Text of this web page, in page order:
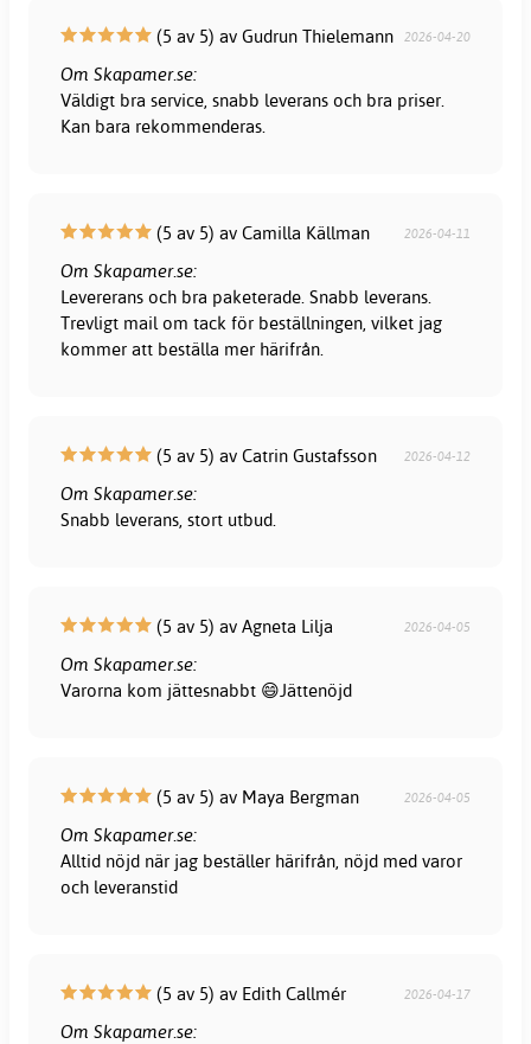
(5 av 5) av Gudrun Thielemann 2026-04-20
Om Skapamer.se:
Väldigt bra service, snabb leverans och bra priser.
Kan bara rekommenderas.
(5 av 5) av Camilla Källman 2026-04-11
Om Skapamer.se:
Levererans och bra paketerade. Snabb leverans.
Trevligt mail om tack för beställningen, vilket jag
kommer att beställa mer härifrån.
(5 av 5) av Catrin Gustafsson 2026-04-12
Om Skapamer.se:
Snabb leverans, stort utbud.
(5 av 5) av Agneta Lilja 2026-04-05
Om Skapamer.se:
Varorna kom jättesnabbt 😄Jättenöjd
(5 av 5) av Maya Bergman 2026-04-05
Om Skapamer.se:
Alltid nöjd när jag beställer härifrån, nöjd med varor
och leveranstid
(5 av 5) av Edith Callmér 2026-04-17
Om Skapamer.se: